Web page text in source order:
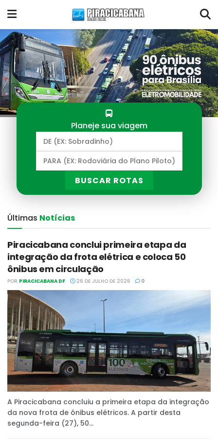
Planeje sua viagem
BUSCAR ROTAS
Últimas‎ Notícias
Piracicabana conclui primeira etapa da
integração da frota elétrica e coloca 50
ônibus em circulação
POR PIRACICABANA DF 26 DE JULHO DE 2026 0
A Piracicabana concluiu a primeira etapa da integração
da nova frota de ônibus elétricos. A partir desta
segunda-feira (27), 50...